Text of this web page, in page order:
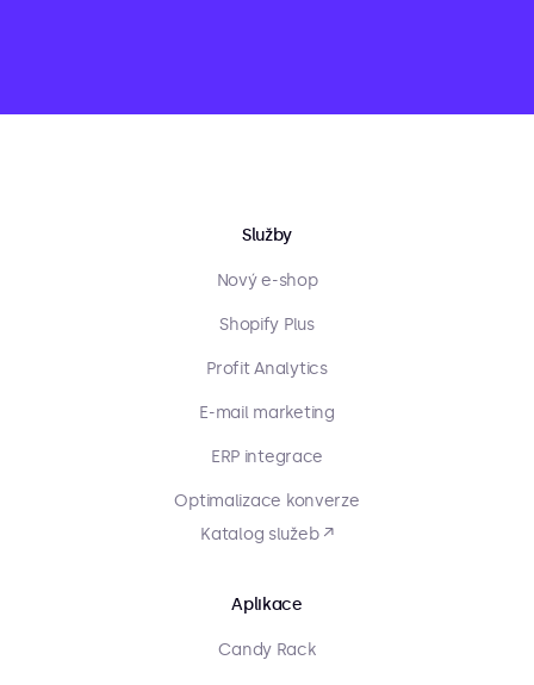
Služby
Nový e-shop
Shopify Plus
Profit Analytics
E-mail marketing
ERP integrace
Optimalizace konverze
Katalog služeb ↗
Aplikace
Candy Rack